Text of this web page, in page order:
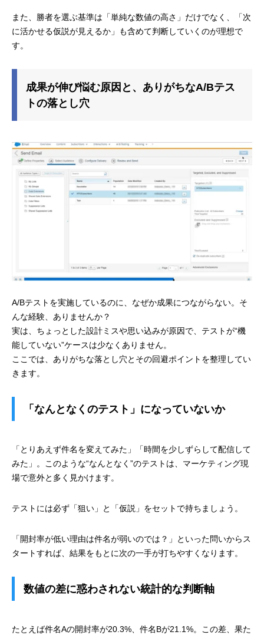
また、勝者を選ぶ基準は「単純な数値の高さ」だけでなく、「次
に活かせる仮説が見えるか」も含めて判断していくのが理想で
す。
成果が伸び悩む原因と、ありがちなA/Bテス
トの落とし穴
A/Bテストを実施しているのに、なぜか成果につながらない。そ
んな経験、ありませんか？
実は、ちょっとした設計ミスや思い込みが原因で、テストが“機
能していない”ケースは少なくありません。
ここでは、ありがちな落とし穴とその回避ポイントを整理してい
きます。
「なんとなくのテスト」になっていないか
「とりあえず件名を変えてみた」「時間を少しずらして配信して
みた」。このような“なんとなく”のテストは、マーケティング現
場で意外と多く見かけます。
テストには必ず「狙い」と「仮説」をセットで持ちましょう。
「開封率が低い理由は件名が弱いのでは？」といった問いからス
タートすれば、結果をもとに次の一手が打ちやすくなります。
数値の差に惑わされない統計的な判断軸
たとえば件名Aの開封率が20.3%、件名Bが21.1%。この差、果た